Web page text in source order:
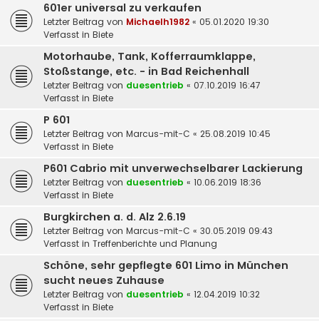
601er universal zu verkaufen
Letzter Beitrag von Michaelh1982 « 05.01.2020 19:30
Verfasst in Biete
Motorhaube, Tank, Kofferraumklappe,
Stoßstange, etc. - in Bad Reichenhall
Letzter Beitrag von duesentrieb « 07.10.2019 16:47
Verfasst in Biete
P 601
Letzter Beitrag von Marcus-mit-C « 25.08.2019 10:45
Verfasst in Biete
P601 Cabrio mit unverwechselbarer Lackierung
Letzter Beitrag von duesentrieb « 10.06.2019 18:36
Verfasst in Biete
Burgkirchen a. d. Alz 2.6.19
Letzter Beitrag von Marcus-mit-C « 30.05.2019 09:43
Verfasst in Treffenberichte und Planung
Schöne, sehr gepflegte 601 Limo in München
sucht neues Zuhause
Letzter Beitrag von duesentrieb « 12.04.2019 10:32
Verfasst in Biete